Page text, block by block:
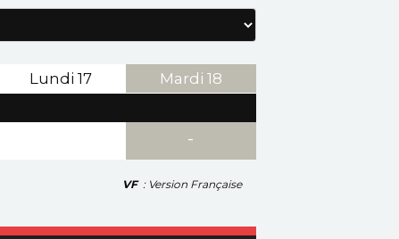
Lundi 17 Mardi 18
-
VF : Version Française